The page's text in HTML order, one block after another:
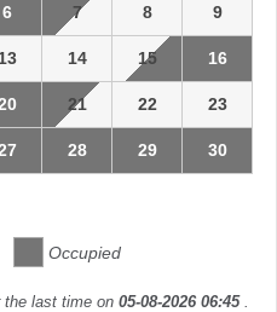
6 7 8 9
13 14 15 16
21 22 23
28 29 30
Occupied
the last time on 05-08-2026 06:45 .